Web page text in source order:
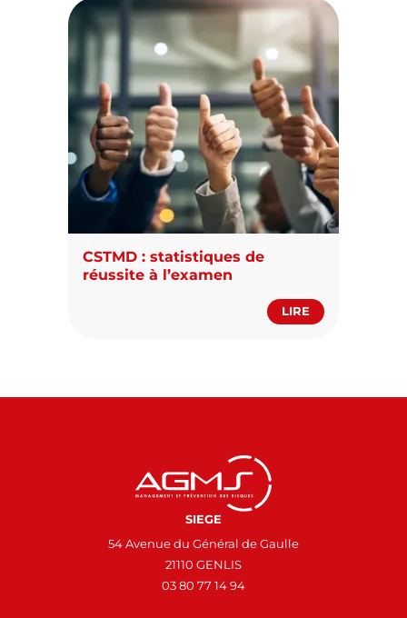
CSTMD : statistiques de
réussite à l’examen
LIRE
SIEGE
54 Avenue du Général de Gaulle
21110 GENLIS
03 80 77 14 94